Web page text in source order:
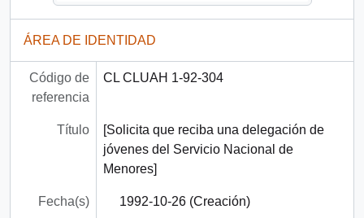
ÁREA DE IDENTIDAD
Código de
referencia
CL CLUAH 1-92-304
Título
[Solicita que reciba una delegación de
jóvenes del Servicio Nacional de
Menores]
Fecha(s) 1992-10-26 (Creación)